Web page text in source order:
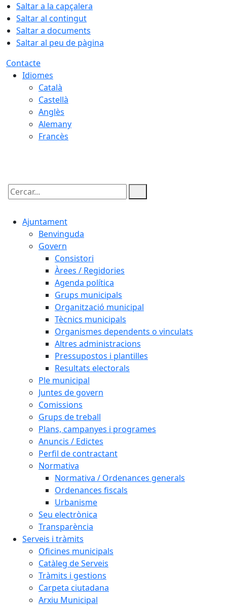
Saltar a la capçalera
Saltar al contingut
Saltar a documents
Saltar al peu de pàgina
Contacte
Idiomes
Català
Castellà
Anglès
Alemany
Francès
Cercar:
Ajuntament
Benvinguda
Govern
Consistori
Àrees / Regidories
Agenda política
Grups municipals
Organització municipal
Tècnics municipals
Organismes dependents o vinculats
Altres administracions
Pressupostos i plantilles
Resultats electorals
Ple municipal
Juntes de govern
Comissions
Grups de treball
Plans, campanyes i programes
Anuncis / Edictes
Perfil de contractant
Normativa
Normativa / Ordenances generals
Ordenances fiscals
Urbanisme
Seu electrònica
Transparència
Serveis i tràmits
Oficines municipals
Catàleg de Serveis
Tràmits i gestions
Carpeta ciutadana
Arxiu Municipal